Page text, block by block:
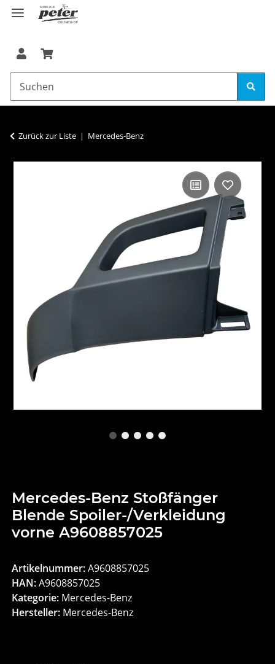
Zurück zur Liste Mercedes-Benz
Mercedes-Benz Stoßfänger
Blende Spoiler-/Verkleidung
vorne A9608857025
Artikelnummer:A9608857025
HAN:A9608857025
Kategorie: Mercedes-Benz
Hersteller: Mercedes-Benz